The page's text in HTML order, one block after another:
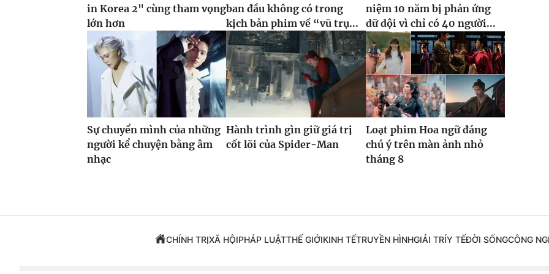
in Korea 2" cùng tham vọng
lớn hơn
ban đầu không có trong
kịch bản phim về “vũ trụ...
niệm 10 năm bị phản ứng
dữ dội vì chỉ có 40 người...
Sự chuyển mình của những
người kể chuyện bằng âm
nhạc
Hành trình gìn giữ giá trị
cốt lõi của Spider-Man
Loạt phim Hoa ngữ đáng
chú ý trên màn ảnh nhỏ
tháng 8
CHÍNH TRỊXÃ HỘIPHÁP LUẬTTHẾ GIỚIKINH TẾTRUYỀN HÌNHGIẢI TRÍY TẾĐỜI SỐNGCÔNG